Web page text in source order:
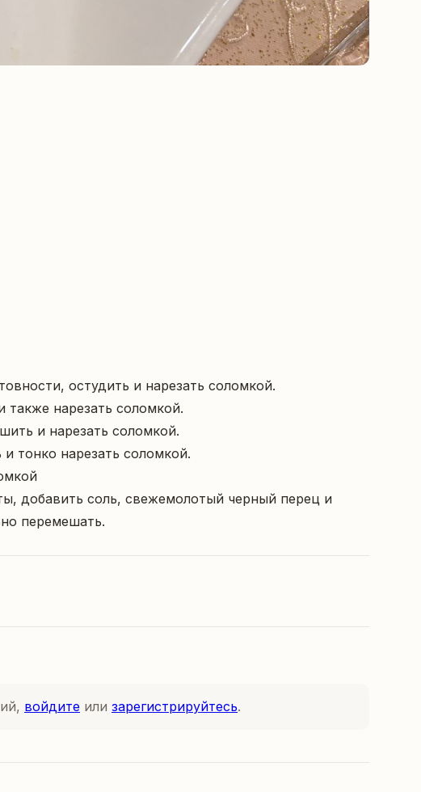
остудить и нарезать соломкой.
нарезать соломкой.
и нарезать соломкой.
тонко нарезать соломкой.
добавить соль, свежемолотый черный перец и
перемешать.
войдите или зарегистрируйтесь.